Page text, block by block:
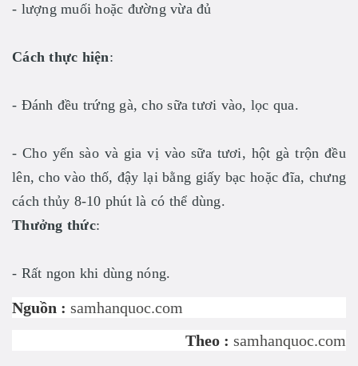
- lượng muối hoặc đường vừa đủ
Cách thực hiện:
- Đánh đều trứng gà, cho sữa tươi vào, lọc qua.
- Cho yến sào và gia vị vào sữa tươi, hột gà trộn đều
lên, cho vào thố, đậy lại bằng giấy bạc hoặc đĩa, chưng
cách thủy 8-10 phút là có thể dùng.
Thưởng thức:
- Rất ngon khi dùng nóng.
Nguồn : samhanquoc.com
Theo : samhanquoc.com